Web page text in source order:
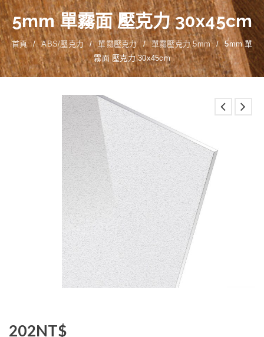
5mm 單霧面 壓克力 30x45cm
首頁 / ABS/壓克力 / 單霧壓克力 / 單霧壓克力 5mm /
5mm 單
霧面 壓克力 30x45cm
202NT$